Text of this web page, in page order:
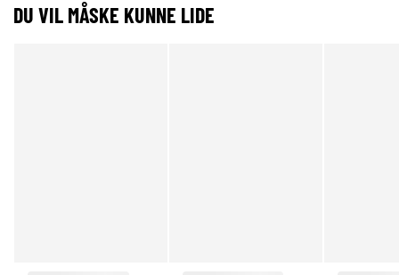
DU VIL MÅSKE KUNNE LIDE